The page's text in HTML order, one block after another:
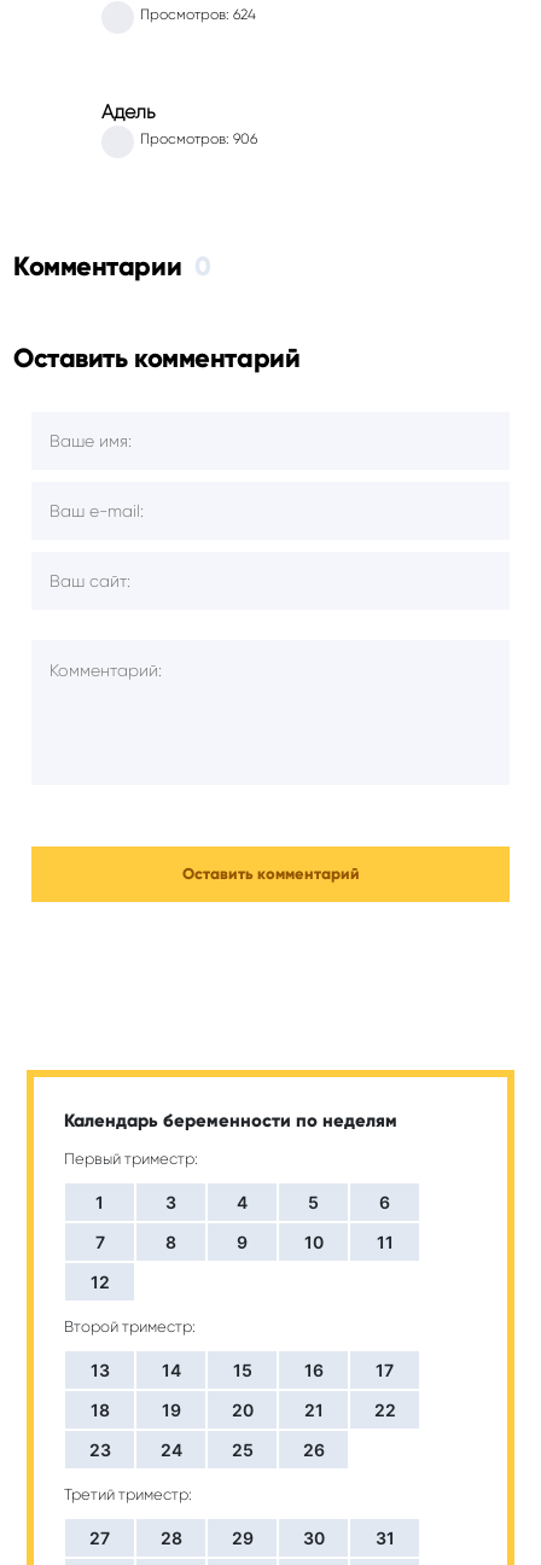
Просмотров: 624
Адель
Просмотров: 906
Комментарии 0
Оставить комментарий
Календарь беременности по неделям
Первый триместр:
1 3 4 5
6
7
8 9 10
11
12
Второй триместр:
13 14 15 16
17
18
19 20 21
22
23
24 25 26
Третий триместр:
27 28 29 30
31